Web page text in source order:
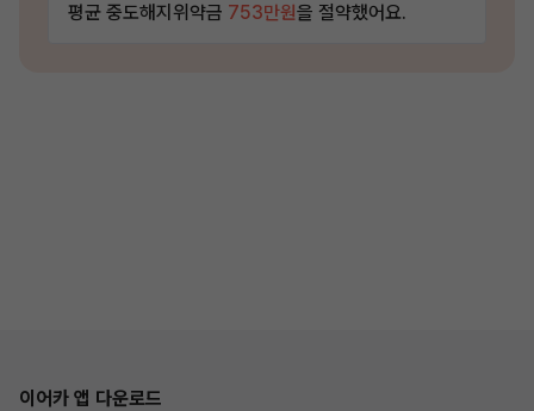
평균 중도해지위약금 753만원을 절약했어요.
이어카 앱 다운로드